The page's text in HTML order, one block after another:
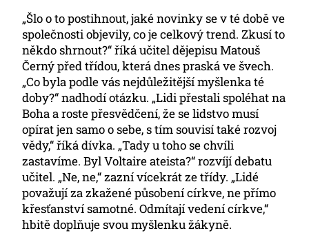
„Šlo o to postihnout, jaké novinky se v té době ve
společnosti objevily, co je celkový trend. Zkusí to
někdo shrnout?“ říká učitel dějepisu Matouš
Černý před třídou, která dnes praská ve švech.
„Co byla podle vás nejdůležitější myšlenka té
doby?“ nadhodí otázku. „Lidi přestali spoléhat na
Boha a roste přesvědčení, že se lidstvo musí
opírat jen samo o sebe, s tím souvisí také rozvoj
vědy,“ říká dívka. „Tady u toho se chvíli
zastavíme. Byl Voltaire ateista?“ rozvíjí debatu
učitel. „Ne, ne,“ zazní vícekrát ze třídy. „Lidé
považují za zkažené působení církve, ne přímo
křesťanství samotné. Odmítají vedení církve,“
hbitě doplňuje svou myšlenku žákyně.